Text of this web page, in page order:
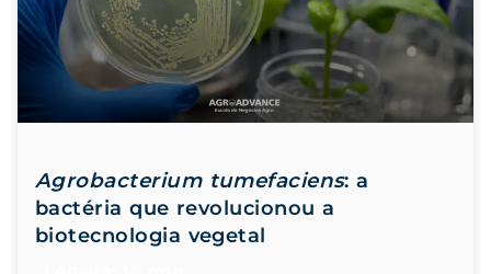
Agrobacterium tumefaciens: a
bactéria que revolucionou a
biotecnologia vegetal